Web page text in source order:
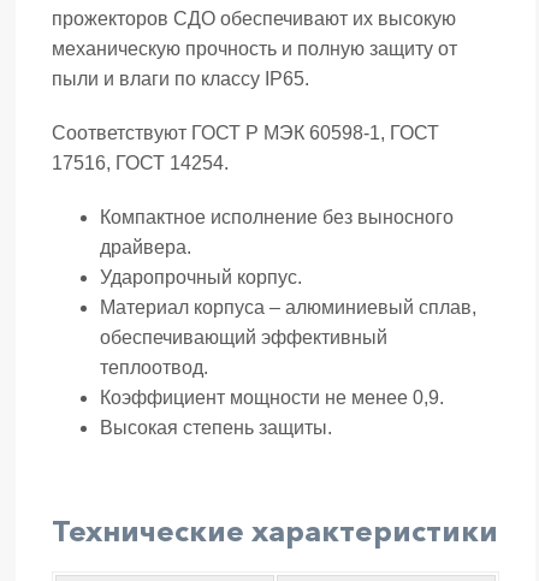
прожекторов СДО обеспечивают их высокую
механическую прочность и полную защиту от
пыли и влаги по классу IP65.
Соответствуют ГОСТ Р МЭК 60598-1, ГОСТ
17516, ГОСТ 14254.
Компактное исполнение без выносного
драйвера.
Ударопрочный корпус.
Материал корпуса – алюминиевый сплав,
обеспечивающий эффективный
теплоотвод.
Коэффициент мощности не менее 0,9.
Высокая степень защиты.
Технические характеристики